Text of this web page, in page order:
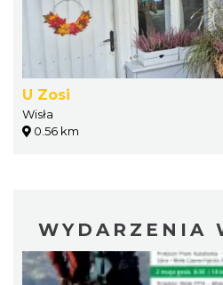
U Zosi
Wisła
0.56 km
WYDARZENIA